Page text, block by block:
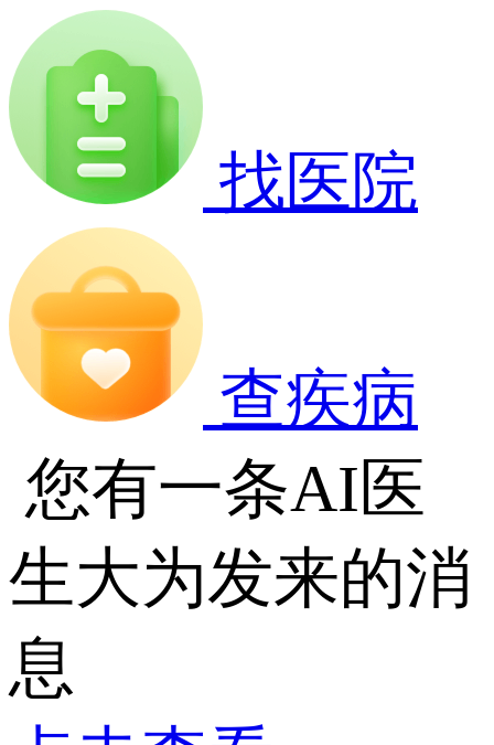
找医院
查疾病
您有一条AI医
生大为发来的消
息